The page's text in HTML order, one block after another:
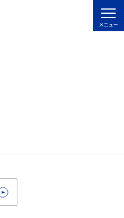
メニュー